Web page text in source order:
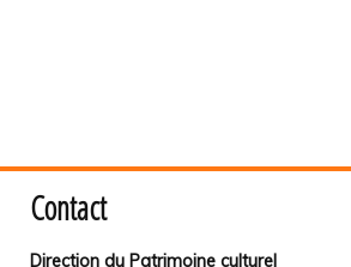
Contact
Direction du Patrimoine culturel